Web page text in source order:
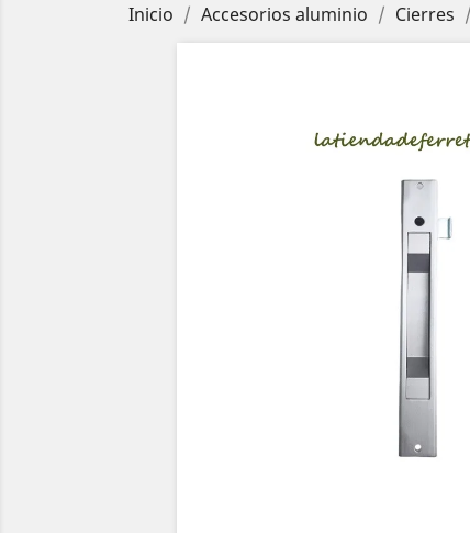
Inicio Accesorios aluminio Cierres